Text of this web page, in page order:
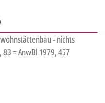
- nichts
= AnwBl 1979, 457